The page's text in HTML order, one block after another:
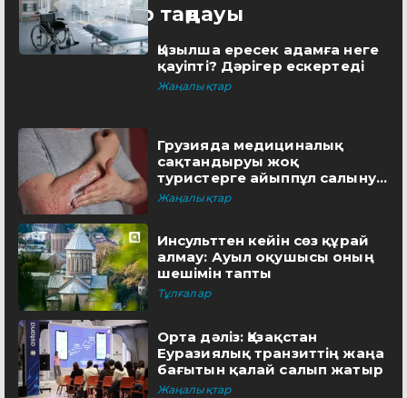
Редактор таңдауы
Қызылша ересек адамға неге
қауіпті? Дәрігер ескертеді
Жаңалықтар
Грузияда медициналық
сақтандыруы жоқ
туристерге айыппұл салынуы
мүмкін
Жаңалықтар
Инсульттен кейін сөз құрай
алмау: Ауыл оқушысы оның
шешімін тапты
Тұлғалар
Орта дәліз: Қазақстан
Еуразиялық транзиттің жаңа
бағытын қалай салып жатыр
Жаңалықтар